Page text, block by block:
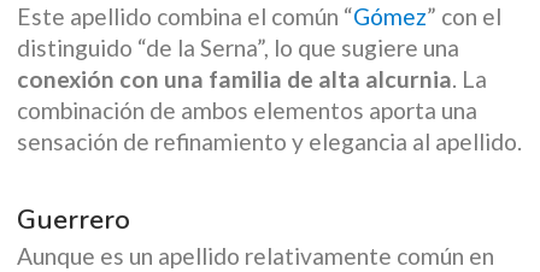
Este apellido combina el común “Gómez” con el
distinguido “de la Serna”, lo que sugiere una
conexión con una familia de alta alcurnia. La
combinación de ambos elementos aporta una
sensación de refinamiento y elegancia al apellido.
Guerrero
Aunque es un apellido relativamente común en